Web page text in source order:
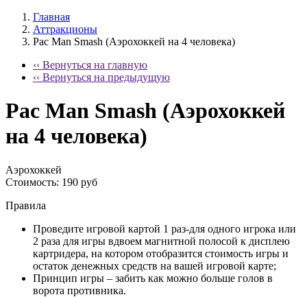
Главная
Аттракционы
Pac Man Smash (Аэрохоккей на 4 человека)
‹‹ Вернуться на главную
‹‹ Вернуться на предыдущую
Pac Man Smash (Аэрохоккей
на 4 человека)
Аэрохоккей
Стоимость: 190 руб
Правила
Проведите игровой картой 1 раз-для одного игрока или
2 раза для игры вдвоем магнитной полосой к дисплею
картридера, на котором отобразится стоимость игры и
остаток денежных средств на вашей игровой карте;
Принцип игры – забить как можно больше голов в
ворота противника.